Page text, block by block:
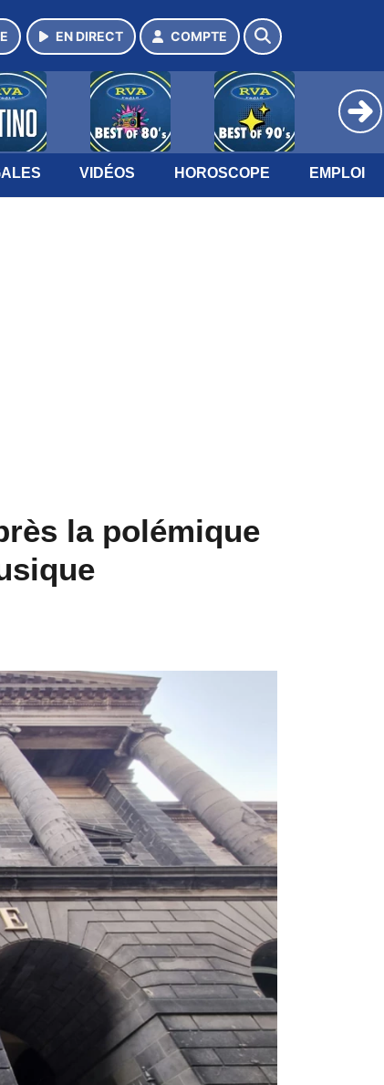
EN DIRECT COMPTE
VIDÉOS HOROSCOPE EMPLOI
la polémique